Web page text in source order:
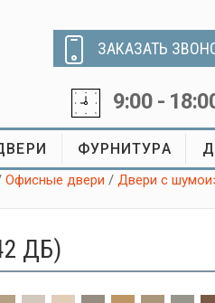
ЗАКАЗАТЬ
9:00 -
ФУРНИТУРА
Офисные двери /Двери с
ДБ)